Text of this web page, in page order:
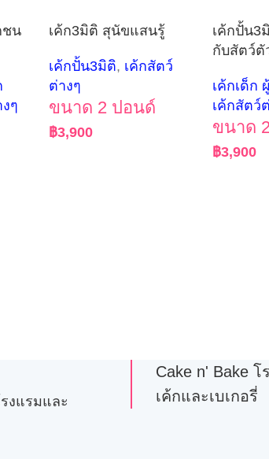
ชน
ๆ
เค้ก3มิติ สุนัขแสนรู้
เค้กปั้น3มิติ, เค้กสัตว์
ต่างๆ
ขนาด 2 ปอนด์
฿3,900
เค้กปั้น3
กับสัตว์ตั
เค้กเด็ก
เค้กสัตว์
ขนาด
฿3,900
งแรมและ
Cake n' Bake โ
เค้กและเบเกอรี่